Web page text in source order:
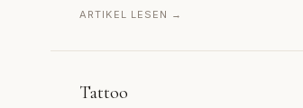
ARTIKEL LESEN →
Tattoo